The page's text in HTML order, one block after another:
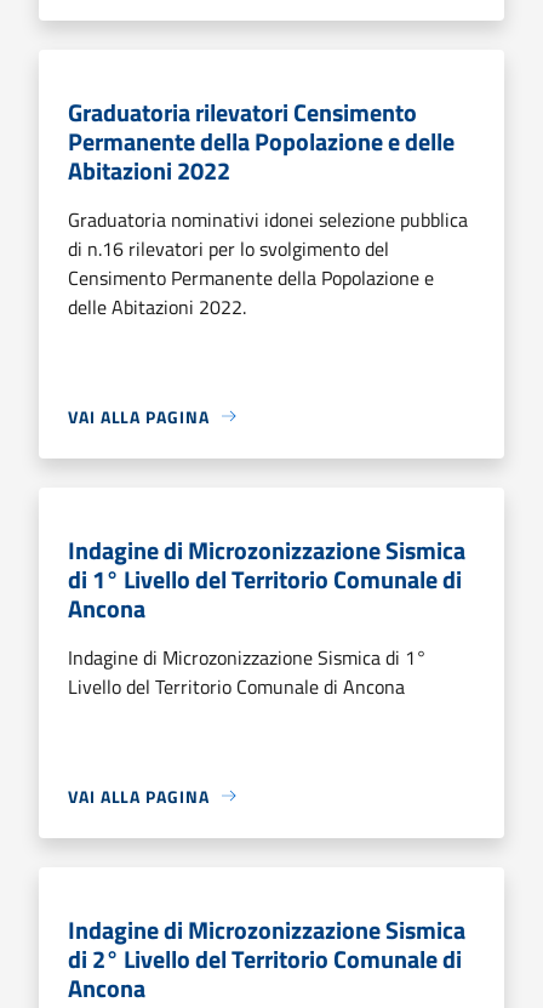
Graduatoria rilevatori Censimento
Permanente della Popolazione e delle
Abitazioni 2022
Graduatoria nominativi idonei selezione pubblica
di n.16 rilevatori per lo svolgimento del
Censimento Permanente della Popolazione e
delle Abitazioni 2022.
VAI ALLA PAGINA
Indagine di Microzonizzazione Sismica
di 1° Livello del Territorio Comunale di
Ancona
Indagine di Microzonizzazione Sismica di 1°
Livello del Territorio Comunale di Ancona
VAI ALLA PAGINA
Indagine di Microzonizzazione Sismica
di 2° Livello del Territorio Comunale di
Ancona